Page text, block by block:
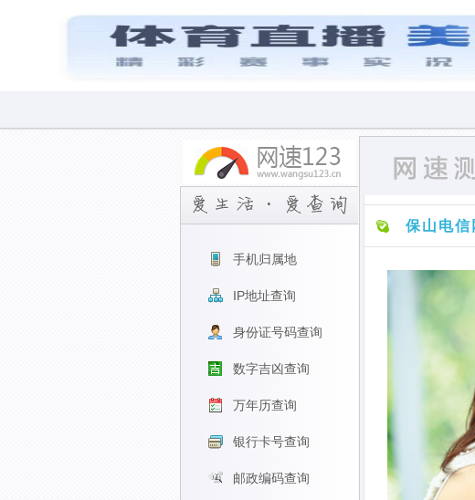
保山电信
手机归属地
IP地址查询
身份证号码查询
数字吉凶查询
万年历查询
银行卡号查询
邮政编码查询